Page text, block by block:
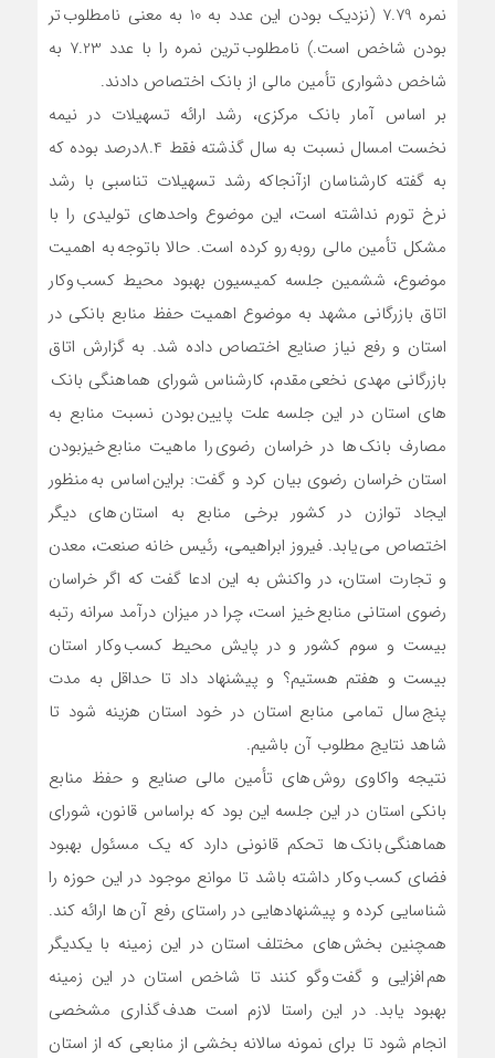
نمره 7.79 (نزدیک بودن این عدد به 10 به معنی نامطلوب تر
بودن شاخص است.) نامطلوب ترین نمره را با عدد 7.23 به
شاخص دشواری تأمین مالی از بانک اختصاص دادند.
بر اساس آمار بانک مرکزی، رشد ارائه تسهیلات در نیمه
نخست امسال نسبت به سال گذشته فقط 8.4درصد بوده که
به گفته کارشناسان ازآنجاکه رشد تسهیلات تناسبی با رشد
نرخ تورم نداشته است، این موضوع واحدهای تولیدی را با
مشکل تأمین مالی روبه رو کرده است. حالا باتوجه به اهمیت
موضوع، ششمین جلسه کمیسیون بهبود محیط کسب وکار
اتاق بازرگانی مشهد به موضوع اهمیت حفظ منابع بانکی در
استان و رفع نیاز صنایع اختصاص داده شد. به گزارش اتاق
بازرگانی مهدی نخعی مقدم، کارشناس شورای هماهنگی بانک
های استان در این جلسه علت پایین بودن نسبت منابع به
مصارف بانک ها در خراسان رضوی را ماهیت منابع خیزبودن
استان خراسان رضوی بیان کرد و گفت: براین اساس به منظور
ایجاد توازن در کشور برخی منابع به استان های دیگر
اختصاص می یابد. فیروز ابراهیمی، رئیس خانه صنعت، معدن
و تجارت استان، در واکنش به این ادعا گفت که اگر خراسان
رضوی استانی منابع خیز است، چرا در میزان درآمد سرانه رتبه
بیست و سوم کشور و در پایش محیط کسب وکار استان
بیست و هفتم هستیم؟ و پیشنهاد داد تا حداقل به مدت
پنج سال تمامی منابع استان در خود استان هزینه شود تا
شاهد نتایج مطلوب آن باشیم.
نتیجه واکاوی روش های تأمین مالی صنایع و حفظ منابع
بانکی استان در این جلسه این بود که براساس قانون، شورای
هماهنگی بانک ها تحکم قانونی دارد که یک مسئول بهبود
فضای کسب وکار داشته باشد تا موانع موجود در این حوزه را
شناسایی کرده و پیشنهادهایی در راستای رفع آن ها ارائه کند.
همچنین بخش های مختلف استان در این زمینه با یکدیگر
هم افزایی و گفت وگو کنند تا شاخص استان در این زمینه
بهبود یابد. در این راستا لازم است هدف گذاری مشخصی
انجام شود تا برای نمونه سالانه بخشی از منابعی که از استان